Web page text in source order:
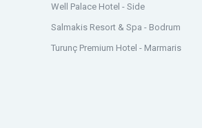
Well Palace Hotel - Side
Salmakis Resort & Spa - Bodrum
Turunç Premium Hotel - Marmaris